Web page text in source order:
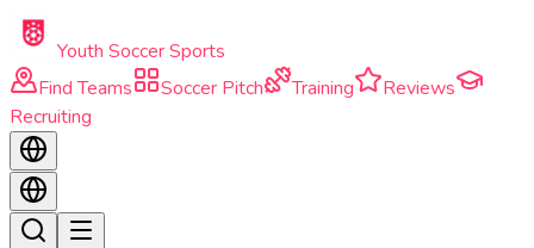
Skip to main content
Youth Soccer Sports
Find Teams
Soccer Pitch Training
Reviews
Recruiting